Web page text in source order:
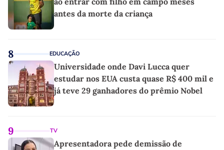
antes da morte da criança
8 EDUCAÇÃO
Universidade onde Davi Lucca quer
estudar nos EUA custa quase R$ 400 mil e
já teve 29 ganhadores do prêmio Nobel
9 TV
Apresentadora pede demissão de